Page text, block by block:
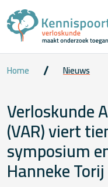
Home Nieuws
Verloskunde
(VAR) viert
symposium
Hanneke Torij